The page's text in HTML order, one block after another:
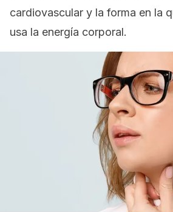
cardiovascular y la forma en la
usa la energía corporal.